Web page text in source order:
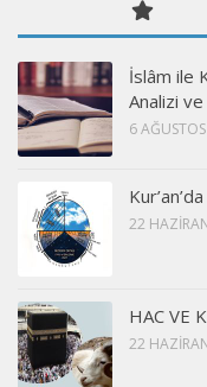
İslâm ile
Analizi ve
6
22
HAC VE
22